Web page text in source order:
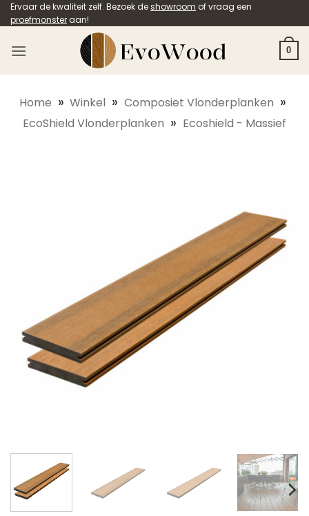
Ga
naar
inhoud
Ervaar de kwaliteit zelf. Bezoek deshowroom of vraag een
proefmonster aan!
0
Home » Winkel » Composiet Vlonderplanken »
EcoShield Vlonderplanken » Ecoshield - Massief